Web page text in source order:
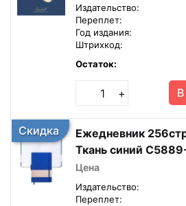
Издательство:
Переплет:
Год издания:
Штрихкод:
Остаток:
+
Скидка
Ежедневник
Ткань синий
Цена
Издательство:
Переплет: